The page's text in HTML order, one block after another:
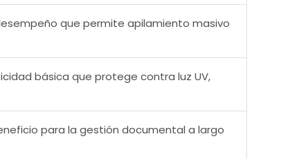
que permite apilamiento masivo
básica que protege contra luz UV,
para la gestión documental a largo